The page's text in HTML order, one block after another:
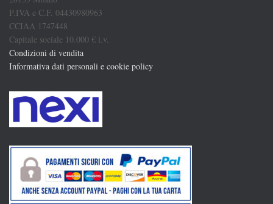
P.IVA e C.F. 04430980963
CCIAA 1747448
Capitale sociale 10.000 € i.v.
Condizioni di vendita
Informativa dati personali e cookie policy